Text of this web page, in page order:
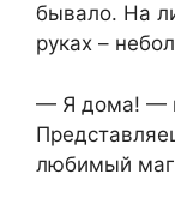
бывало. На
руках –
— Я дома! —
любимый